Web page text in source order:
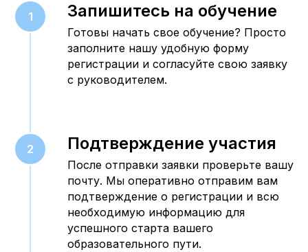
Запишитесь на обучение
Готовы начать свое обучение? Просто
заполните нашу удобную форму
регистрации и согласуйте свою заявку
с руководителем.
Подтверждение участия
После отправки заявки проверьте вашу
почту. Мы оперативно отправим вам
подтверждение о регистрации и всю
необходимую информацию для
успешного старта вашего
образовательного пути.